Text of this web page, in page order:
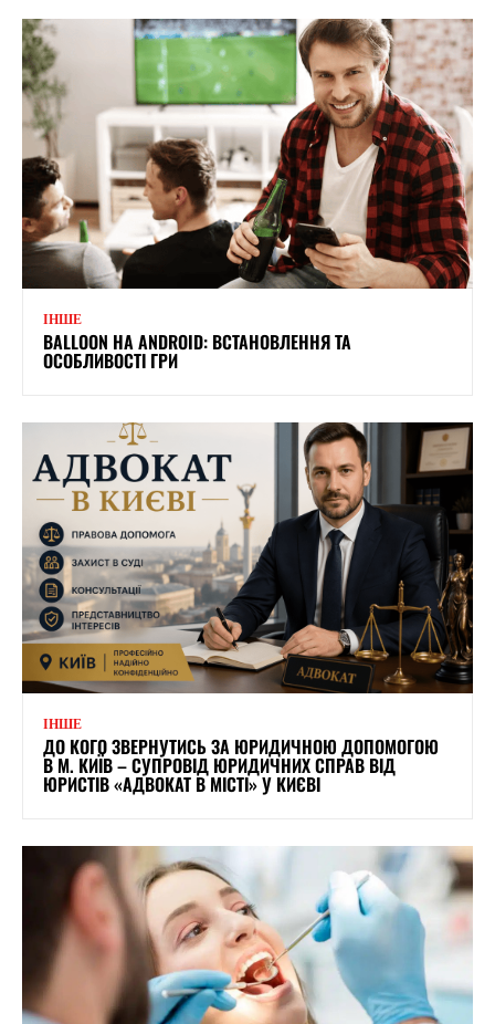
ІНШЕ
BALLOON НА ANDROID: ВСТАНОВЛЕННЯ ТА
ОСОБЛИВОСТІ ГРИ
ІНШЕ
ДО КОГО ЗВЕРНУТИСЬ ЗА ЮРИДИЧНОЮ ДОПОМОГОЮ
В М. КИЇВ – СУПРОВІД ЮРИДИЧНИХ СПРАВ ВІД
ЮРИСТІВ «АДВОКАТ В МІСТІ» У КИЄВІ